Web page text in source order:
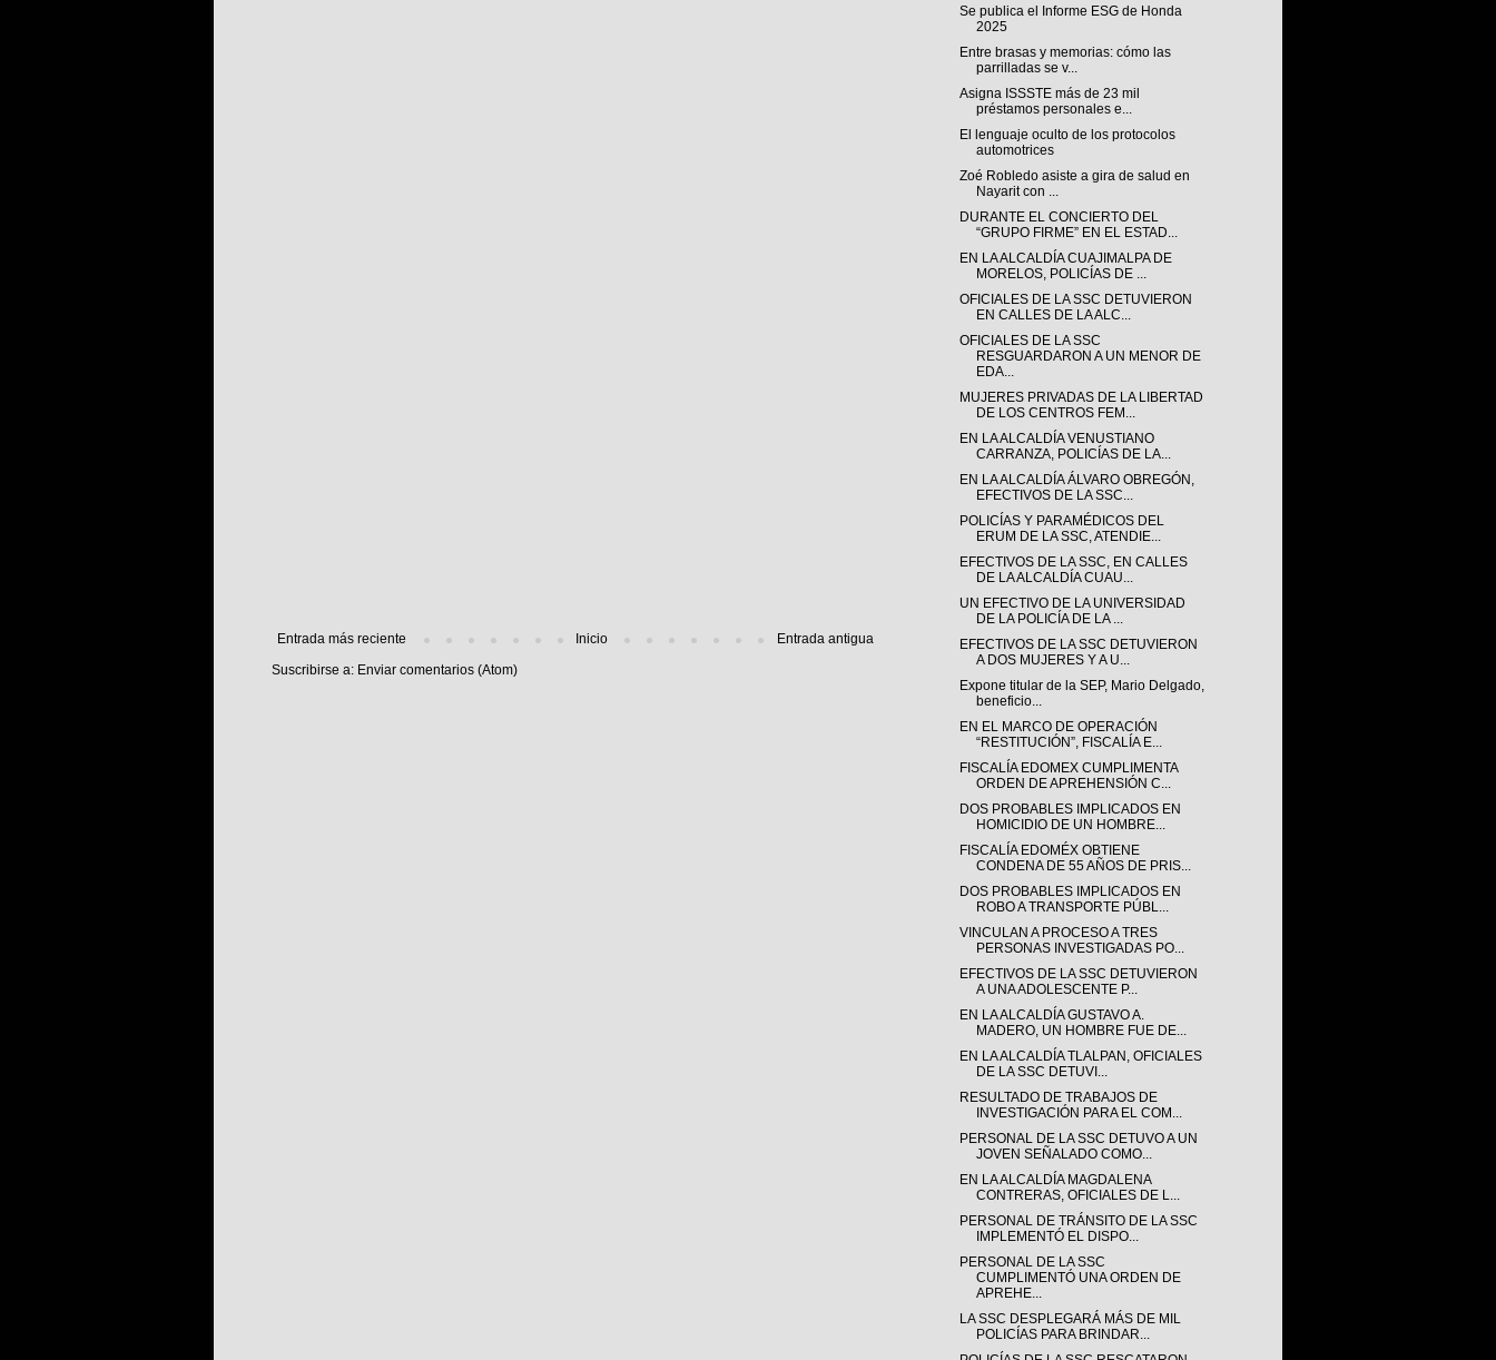
Entrada más reciente Entrada antigua
Inicio
Suscribirse a: Enviar comentarios (Atom)
Se publica el Informe ESG de Honda
2025
Entre brasas y memorias: cómo las
parrilladas se v...
Asigna ISSSTE más de 23 mil
préstamos personales e...
El lenguaje oculto de los protocolos
automotrices
Zoé Robledo asiste a gira de salud en
Nayarit con ...
DURANTE EL CONCIERTO DEL
“GRUPO FIRME” EN EL ESTAD...
EN LA ALCALDÍA CUAJIMALPA DE
MORELOS, POLICÍAS DE ...
OFICIALES DE LA SSC DETUVIERON
EN CALLES DE LA ALC...
OFICIALES DE LA SSC
RESGUARDARON A UN MENOR DE
EDA...
MUJERES PRIVADAS DE LA LIBERTAD
DE LOS CENTROS FEM...
EN LA ALCALDÍA VENUSTIANO
CARRANZA, POLICÍAS DE LA...
EN LA ALCALDÍA ÁLVARO OBREGÓN,
EFECTIVOS DE LA SSC...
POLICÍAS Y PARAMÉDICOS DEL
ERUM DE LA SSC, ATENDIE...
EFECTIVOS DE LA SSC, EN CALLES
DE LA ALCALDÍA CUAU...
UN EFECTIVO DE LA UNIVERSIDAD
DE LA POLICÍA DE LA ...
EFECTIVOS DE LA SSC DETUVIERON
A DOS MUJERES Y A U...
Expone titular de la SEP, Mario Delgado,
beneficio...
EN EL MARCO DE OPERACIÓN
“RESTITUCIÓN”, FISCALÍA E...
FISCALÍA EDOMEX CUMPLIMENTA
ORDEN DE APREHENSIÓN C...
DOS PROBABLES IMPLICADOS EN
HOMICIDIO DE UN HOMBRE...
FISCALÍA EDOMÉX OBTIENE
CONDENA DE 55 AÑOS DE PRIS...
DOS PROBABLES IMPLICADOS EN
ROBO A TRANSPORTE PÚBL...
VINCULAN A PROCESO A TRES
PERSONAS INVESTIGADAS PO...
EFECTIVOS DE LA SSC DETUVIERON
A UNA ADOLESCENTE P...
EN LA ALCALDÍA GUSTAVO A.
MADERO, UN HOMBRE FUE DE...
EN LA ALCALDÍA TLALPAN, OFICIALES
DE LA SSC DETUVI...
RESULTADO DE TRABAJOS DE
INVESTIGACIÓN PARA EL COM...
PERSONAL DE LA SSC DETUVO A UN
JOVEN SEÑALADO COMO...
EN LA ALCALDÍA MAGDALENA
CONTRERAS, OFICIALES DE L...
PERSONAL DE TRÁNSITO DE LA SSC
IMPLEMENTÓ EL DISPO...
PERSONAL DE LA SSC
CUMPLIMENTÓ UNA ORDEN DE
APREHE...
LA SSC DESPLEGARÁ MÁS DE MIL
POLICÍAS PARA BRINDAR...